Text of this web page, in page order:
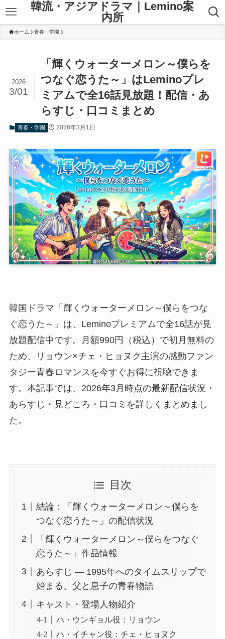
韓流・アジアドラマ｜Lemino案
内所
ホーム 青春・学園
「輝くウォーターメロン～僕らを
つなぐ恋うた～」はLeminoプレ
ミアムで全16話見放題！配信・あ
らすじ・口コミまとめ
2026
3/01
青春・学園 2026年3月1日
韓国ドラマ「輝くウォーターメロン～僕らをつな
ぐ恋うた～」は、Leminoプレミアムで全16話が見
放題配信中です。月額990円（税込）で初月無料の
ため、リョウン×チェ・ヒョヌク主演の感動ファン
タジー青春ロマンスを今すぐお得に視聴できま
す。本記事では、2026年3月時点の最新配信状況・
あらすじ・見どころ・口コミを詳しくまとめまし
た。
目次
結論：「輝くウォーターメロン～僕らを
つなぐ恋うた～」の配信状況
「輝くウォーターメロン～僕らをつなぐ
恋うた～」作品情報
あらすじ ― 1995年へのタイムスリップで
始まる、父と息子の青春物語
キャスト・登場人物紹介
ハ・ウンギョル役：リョウン
ハ・イチャン役：チェ・ヒョヌク